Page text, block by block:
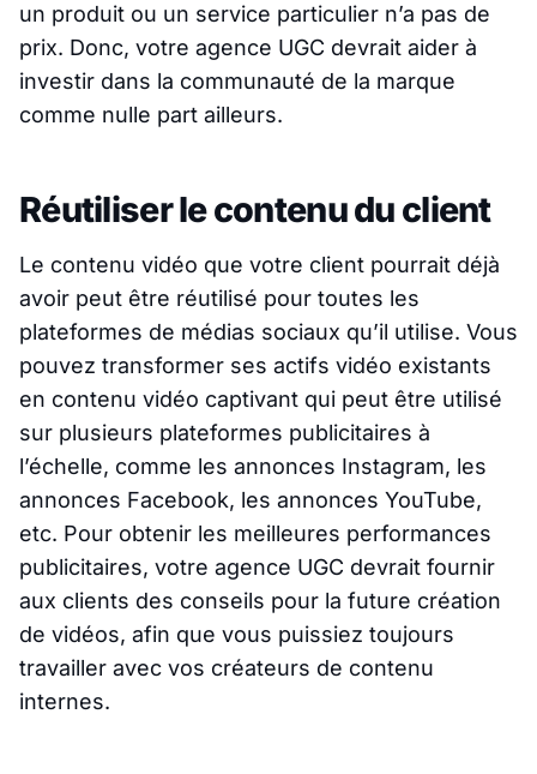
un produit ou un service particulier n’a pas de
prix. Donc, votre agence UGC devrait aider à
investir dans la communauté de la marque
comme nulle part ailleurs.
Réutiliser le contenu du client
Le contenu vidéo que votre client pourrait déjà
avoir peut être réutilisé pour toutes les
plateformes de médias sociaux qu’il utilise. Vous
pouvez transformer ses actifs vidéo existants
en contenu vidéo captivant qui peut être utilisé
sur plusieurs plateformes publicitaires à
l’échelle, comme les annonces Instagram, les
annonces Facebook, les annonces YouTube,
etc. Pour obtenir les meilleures performances
publicitaires, votre agence UGC devrait fournir
aux clients des conseils pour la future création
de vidéos, afin que vous puissiez toujours
travailler avec vos créateurs de contenu
internes.